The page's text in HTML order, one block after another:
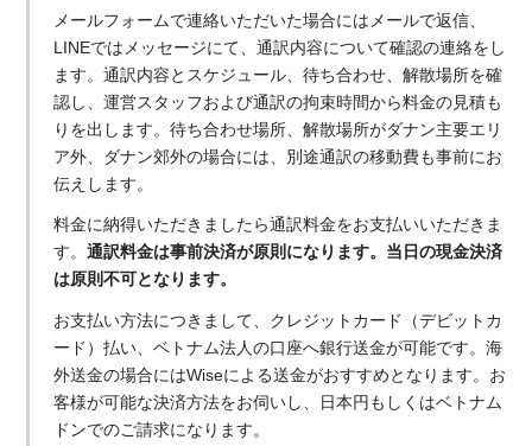
メールフォームで連絡いただいた場合にはメールで返信、
LINEではメッセージにて、通訳内容について確認の連絡をし
ます。通訳内容とスケジュール、待ち合わせ、解散場所を確
認し、運営スタッフおよび通訳の拘束時間から料金の見積も
りを出します。待ち合わせ場所、解散場所がダナン主要エリ
ア外、ダナン郊外の場合には、別途通訳の移動費も事前にお
伝えします。
料金に納得いただきましたら通訳料金をお支払いいただきま
す。 通訳料金は事前決済が原則になります。当日の現金決済
は原則不可となります。
お支払い方法につきまして、クレジットカード（デビットカ
ード）払い、ベトナム法人の口座へ銀行送金が可能です。海
外送金の場合にはWiseによる送金がおすすめとなります。お
客様が可能な決済方法をお伺いし、日本円もしくはベトナム
ドンでのご請求になります。